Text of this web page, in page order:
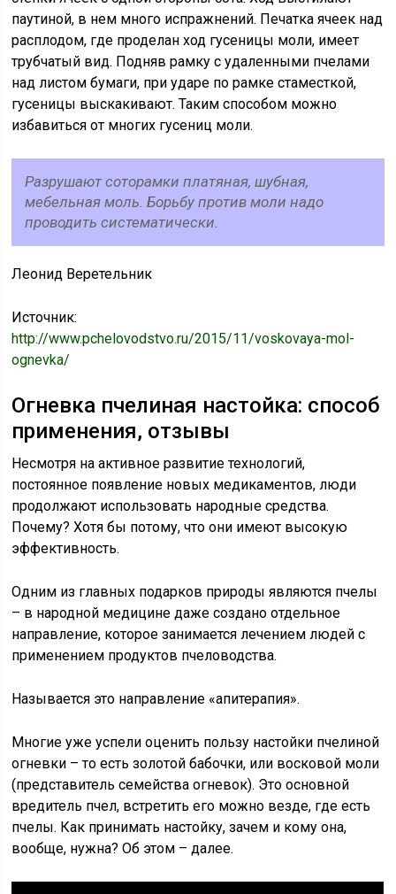
паутиной, в нем много испражнений. Печатка ячеек над
расплодом, где проделан ход гусеницы моли, имеет
трубчатый вид. Подняв рамку с удаленными пчелами
над листом бумаги, при ударе по рамке стаместкой,
гусеницы выскакивают. Таким способом можно
избавиться от многих гусениц моли.
Разрушают соторамки платяная, шубная,
мебельная моль. Борьбу против моли надо
проводить систематически.
Леонид Веретельник
Источник:
http://www.pchelovodstvo.ru/2015/11/voskovaya-mol-
ognevka/
Огневка пчелиная настойка: способ
применения, отзывы
Несмотря на активное развитие технологий,
постоянное появление новых медикаментов, люди
продолжают использовать народные средства.
Почему? Хотя бы потому, что они имеют высокую
эффективность.
Одним из главных подарков природы являются пчелы
– в народной медицине даже создано отдельное
направление, которое занимается лечением людей с
применением продуктов пчеловодства.
Называется это направление «апитерапия».
Многие уже успели оценить пользу настойки пчелиной
огневки – то есть золотой бабочки, или восковой моли
(представитель семейства огневок). Это основной
вредитель пчел, встретить его можно везде, где есть
пчелы. Как принимать настойку, зачем и кому она,
вообще, нужна? Об этом – далее.